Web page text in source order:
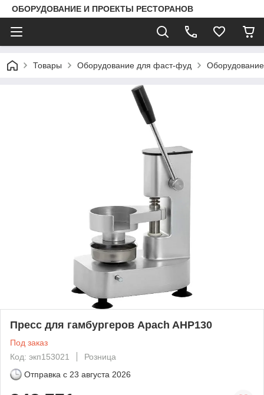
ОБОРУДОВАНИЕ И ПРОЕКТЫ РЕСТОРАНОВ
Товары Оборудование для фаст-фуд
Пресс для гамбургеров Apach AHP130
Под заказ
Код: экп153021
Розница
Отправка с 23 августа 2026